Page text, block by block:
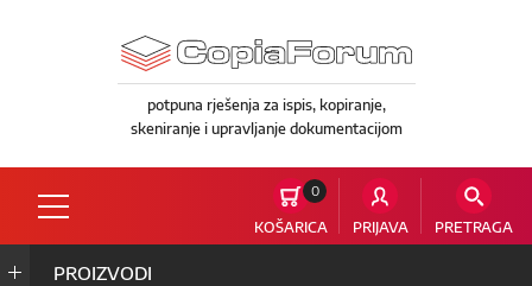
potpuna rješenja za ispis, kopiranje,
skeniranje i upravljanje dokumentacijom
0
KOŠARICA PRIJAVA PRETRAGA
PROIZVODI